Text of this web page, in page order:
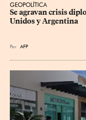
GEOPOLÍTICA
Se agravan crisis
Unidos y Argentina
Por AFP